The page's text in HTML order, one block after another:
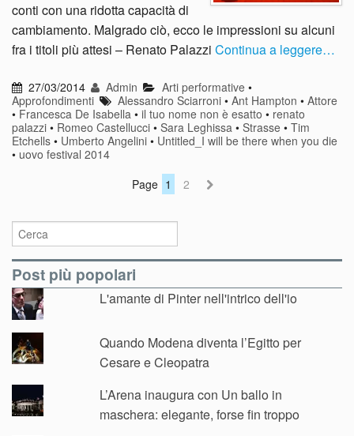
conti con una ridotta capacità di
cambiamento. Malgrado ciò, ecco le impressioni su alcuni
fra i titoli più attesi – Renato Palazzi Continua a leggere…
27/03/2014 Admin Arti performative•
Approfondimenti
Alessandro Sciarroni •Ant Hampton •Attore
• Francesca De Isabella • il tuo nome non è esatto • renato
palazzi • Romeo Castellucci • Sara Leghissa • Strasse • Tim
Etchells • Umberto Angelini • Untitled_I will be there when you die
• uovo festival 2014
Page 1 2
Post più popolari
L'amante di Pinter nell'intrico dell'io
Quando Modena diventa l’Egitto per
Cesare e Cleopatra
L’Arena inaugura con Un ballo in
maschera: elegante, forse fin troppo